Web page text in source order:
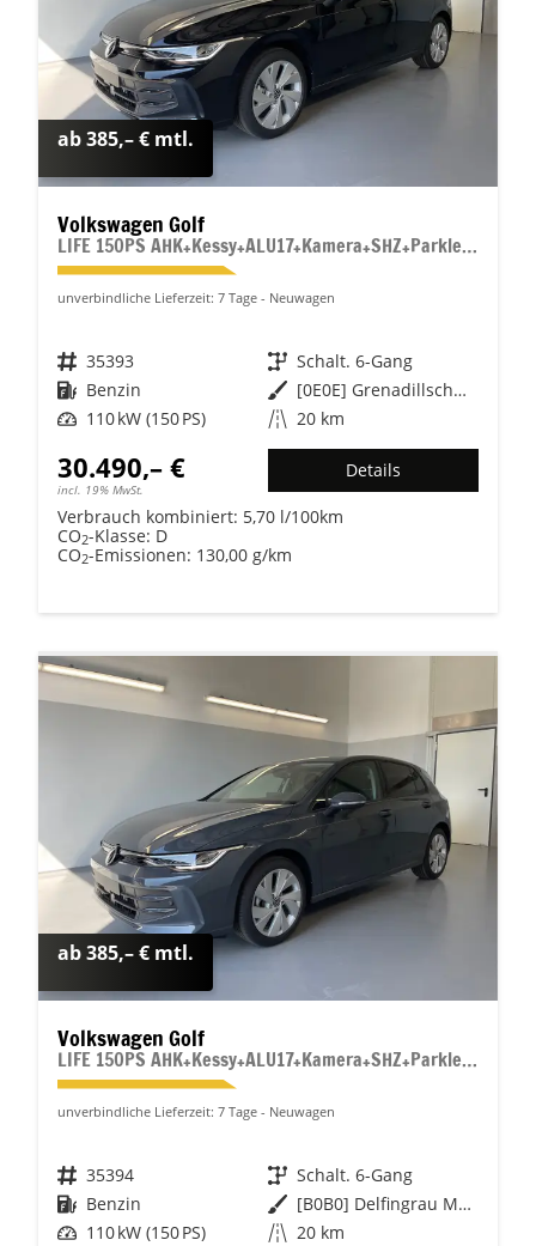
ab 385,– € mtl.
Volkswagen Golf
LIFE 150PS AHK+Kessy+ALU17+Kamera+SHZ+Parklenk+Alarm
unverbindliche Lieferzeit: 7 Tage Neuwagen
Fahrzeugnr. 35393 Getriebe Schalt. 6-Gang
Kraftstoff Benzin Außenfarbe
[0E0E] Grenadillschwarz Metallic
Leistung 110 kW (150 PS) Kilometerstand 20 km
30.490,– €
incl. 19% MwSt.
Details
Verbrauch kombiniert: 5,70 l/100km
CO2-Klasse: D
CO2-Emissionen: 130,00 g/km
ab 385,– € mtl.
Volkswagen Golf
LIFE 150PS AHK+Kessy+ALU17+Kamera+SHZ+Parklenk+Alarm
unverbindliche Lieferzeit: 7 Tage Neuwagen
Fahrzeugnr. 35394 Getriebe Schalt. 6-Gang
Kraftstoff Benzin Außenfarbe
[B0B0] Delfingrau Metallic
Leistung 110 kW (150 PS) Kilometerstand 20 km